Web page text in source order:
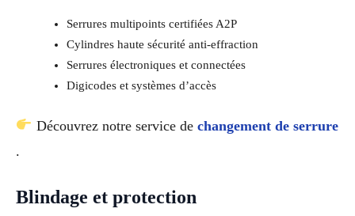
Serrures multipoints certifiées A2P
Cylindres haute sécurité anti-effraction
Serrures électroniques et connectées
Digicodes et systèmes d’accès
Découvrez notre service de changement de serrure
.
Blindage et protection